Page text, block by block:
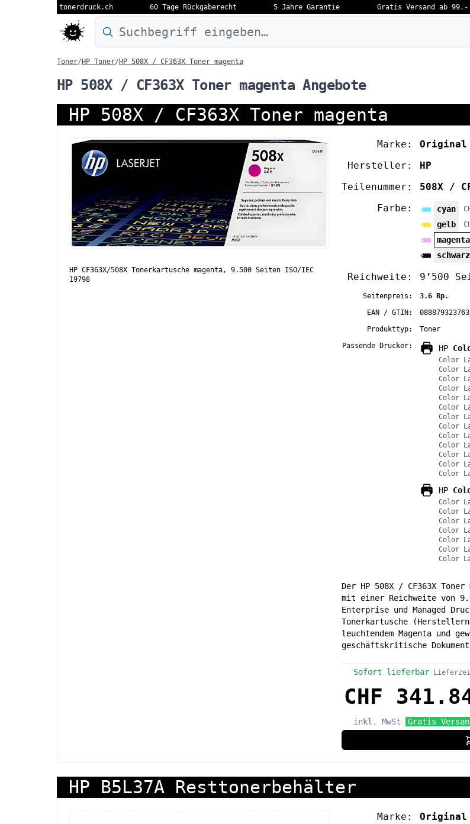
tonerdruck.ch 60 Tage Rückgaberecht 5 Jahre Garantie Gratis Versand ab 99.-
Druckermodell oder Produktnamen eingeben…
Toner/ HP Toner/ HP 508X / CF363X Toner magenta
HP 508X / CF363X Toner magenta Angebote
HP 508X / CF363X Toner magenta
HP CF363X/508X Tonerkartusche magenta, 9.500 Seiten ISO/IEC
19798
Marke:
Original
Hersteller:
HP
Teilenummer:
508X /
Farbe:
cyan
gelb
magenta
schwarz
Reichweite: 9’500
Seitenpreis:
3.6 Rp.
EAN / GTIN:
Produkttyp:
Toner
Passende Drucker:
HP
Color
Color
Color
Color
Color
Color
Color
Color
Color
Color
Color
Color
Color
HP
Color
Color
Color
Color
Color
Color
Color
Der HP 508X / CF363X
mit einer Reichweite von
Enterprise und Managed
Tonerkartusche
leuchtendem Magenta und
geschäftskritische
Sofort lieferbar
CHF
inkl. MwSt Gratis
HP B5L37A Resttonerbehälter
Marke:
Original